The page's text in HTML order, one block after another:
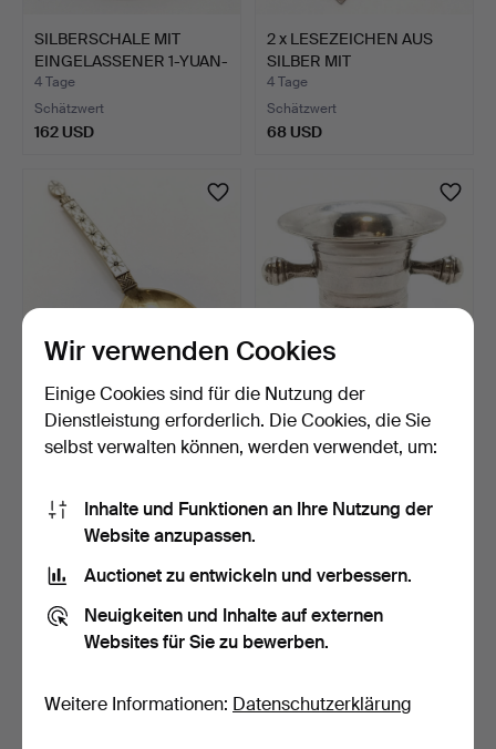
SILBERSCHALE MIT
EINGELASSENER 1-YUAN-
MÜNZ…
4 Tage
Schätzwert
162 USD
2 x LESEZEICHEN AUS
SILBER MIT
STEINBESATZ…
4 Tage
Schätzwert
68 USD
NORWEGISCHER LÖFFEL
AUS VERGOLDETEM
SILBER…
4 Tage
54 USD
NIEDERLÄNDISCHES
SILBERMODELL EINES
MÖRTEL…
4 Tage
54 USD
Wir verwenden Cookies
Einige Cookies sind für die Nutzung der
Dienstleistung erforderlich. Die Cookies, die Sie
selbst verwalten können, werden verwendet, um:
Inhalte und Funktionen an Ihre Nutzung der
Website anzupassen.
Auctionet zu entwickeln und verbessern.
Neuigkeiten und Inhalte auf externen
Websites für Sie zu bewerben.
Weitere Informationen: Datenschutzerklärung